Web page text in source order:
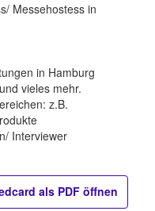
Messehostess in
in Hamburg
vieles mehr.
z.B.
Interviewer
als PDF öffnen